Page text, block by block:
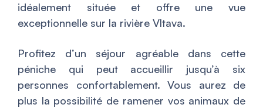
idéalement située et offre une vue
exceptionnelle sur la rivière Vltava.
Profitez d’un séjour agréable dans cette
péniche qui peut accueillir jusqu’à six
personnes confortablement. Vous aurez de
plus la possibilité de ramener vos animaux de